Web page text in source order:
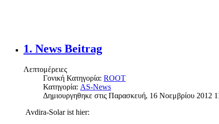
1. News Beitrag
Λεπτομέρειες
Γονική Κατηγορία: ROOT
Κατηγορία: AS-News
Δημιουργηθηκε στις Παρασκευή, 16 Νοεμβρίου 2012
Avdira-Solar ist hier: